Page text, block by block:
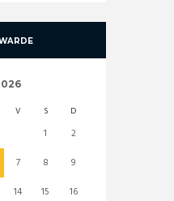
V S D
1
2
7 8
9
14 15 16